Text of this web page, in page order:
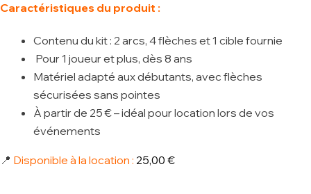
Caractéristiques du produit :
Contenu du kit : 2 arcs, 4 flèches et 1 cible fournie
Pour 1 joueur et plus, dès 8 ans
Matériel adapté aux débutants, avec flèches
sécurisées sans pointes
À partir de 25 € – idéal pour location lors de vos
événements
📍 Disponible à la location : 25,00 €